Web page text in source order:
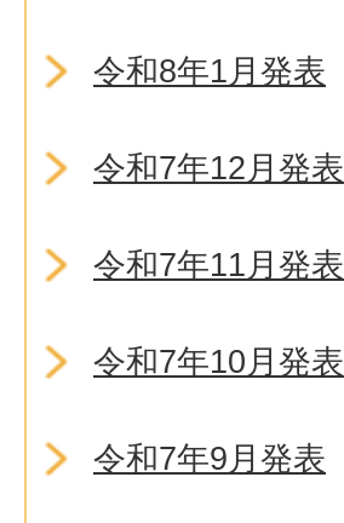
令和8年1月発表
令和7年12月発表
令和7年11月発表
令和7年10月発表
令和7年9月発表